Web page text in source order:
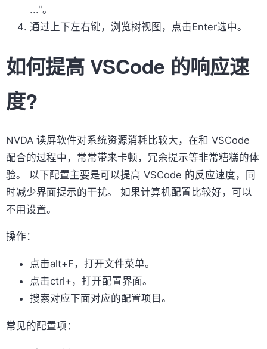
..."。
通过上下左右键，浏览树视图，点击Enter选中。
如何提高 VSCode 的响应速
度?
NVDA 读屏软件对系统资源消耗比较大，在和 VSCode
配合的过程中，常常带来卡顿，冗余提示等非常糟糕的体
验。 以下配置主要是可以提高 VSCode 的反应速度，同
时减少界面提示的干扰。 如果计算机配置比较好，可以
不用设置。
操作：
点击alt+F，打开文件菜单。
点击ctrl+，打开配置界面。
搜索对应下面对应的配置项目。
常见的配置项：